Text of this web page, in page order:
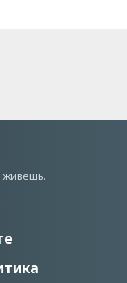
живешь.